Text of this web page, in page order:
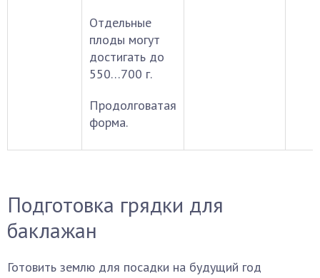
Отдельные
плоды могут
достигать до
550…700 г.
Продолговатая
форма.
Подготовка грядки для
баклажан
Готовить землю для посадки на будущий год